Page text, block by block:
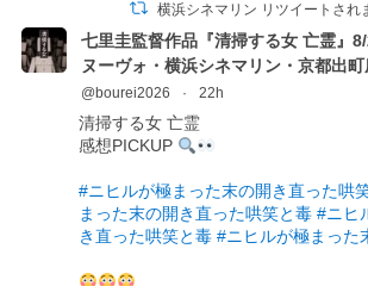
横浜シネマリン リツイートされ
七里圭監督作品『清掃する女 亡霊』
ヌーヴォ・横浜シネマリン・京都出町
@bourei2026 · 22h
清掃する女 亡霊
感想PICKUP
#ニヒルが極まった末の開き直った哄
まった末の開き直った哄笑と毒 #ニヒ
き直った哄笑と毒 #ニヒルが極まった